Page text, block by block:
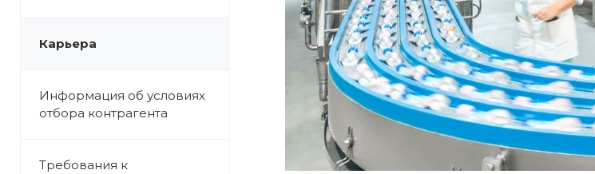
Карьера
Информация об условиях
отбора контрагента
Требования к